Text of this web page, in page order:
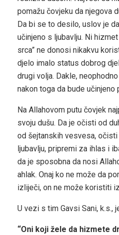
pomažu čovjeku da njegova
Da bi se to desilo, uslov je
učinjeno s ljubavlju. Ni
srca” ne donosi nikakvu
djelo imalo status dobrog
drugi volja. Dakle,
nakon toga da bude učinjeno
Na Allahovom putu čovjek
svoju dušu. Da je očisti od
od šejtanskih vesvesa,
ljubavlju, pripremi za ihlas i
da je sposobna da nosi
ahlak. Onaj ko ne može da
izliječi, on ne može koristiti
U vezi s tim Gavsi Sani, k.s.,
“Oni koji žele da hizmete